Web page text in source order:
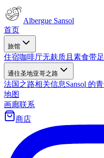
Albergue Sansol
首页
旅馆
住宿咖啡厅无麸质且素食带
通往圣地亚哥之路
法国之路相关信息Sansol 的
地图
画廊联系
商店